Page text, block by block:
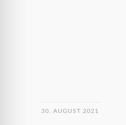
30. AUGUST 2021